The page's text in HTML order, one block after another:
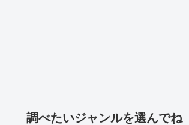
調べたいジャンルを選んでね